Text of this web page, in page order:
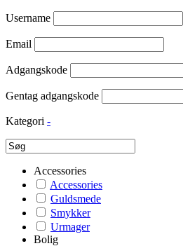
Username
Email
Adgangskode
Gentag adgangskode
Kategori -
Accessories
Accessories
Guldsmede
Smykker
Urmager
Bolig